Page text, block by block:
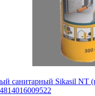
санитарный Sikasil NT